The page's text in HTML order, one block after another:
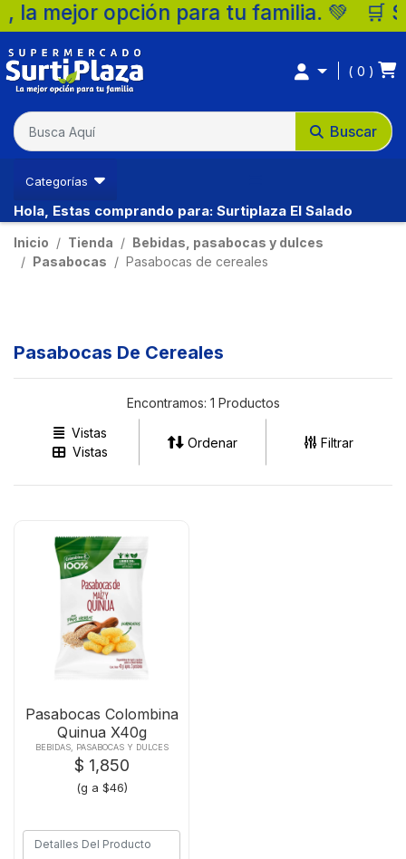
opción para tu familia. 💚 🛒
Buscar
0
Categorías
Hola, Estas comprando para: Surtiplaza El Salado
Inicio Tienda
Bebidas, pasabocas y dulces
Pasabocas
Pasabocas de cereales
Pasabocas De Cereales
Encontramos: 1 Productos
Vistas
Vistas
Ordenar Filtrar
Pasabocas Colombina
Quinua X40g
BEBIDAS, PASABOCAS Y DULCES
$ 1,850
(g a $46)
Ventas Ibague
(57) 3213794333
Ventas Neiva